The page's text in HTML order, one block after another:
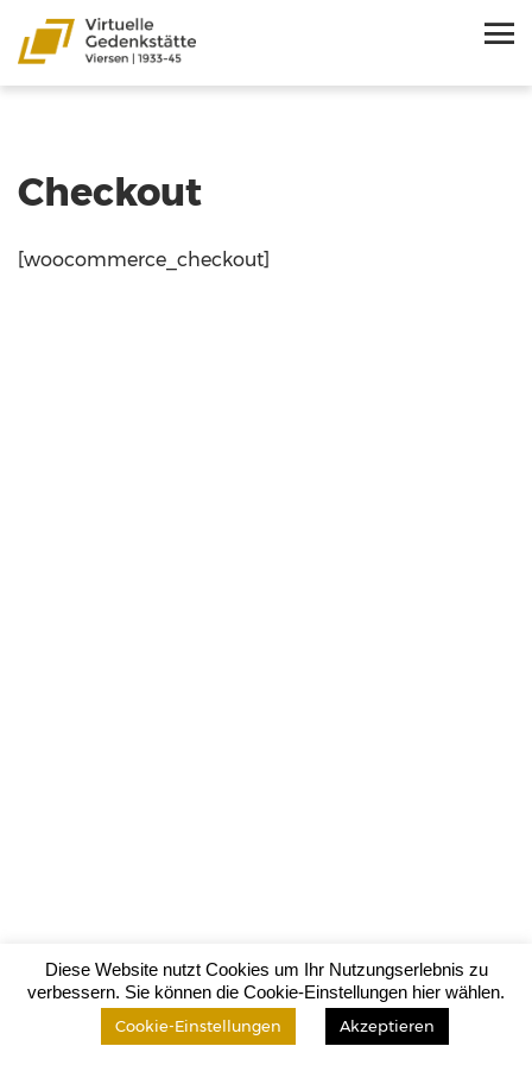
Checkout
[woocommerce_checkout]
Diese Website nutzt Cookies um Ihr Nutzungserlebnis zu
verbessern. Sie können die Cookie-Einstellungen hier wählen.
Cookie-Einstellungen Akzeptieren